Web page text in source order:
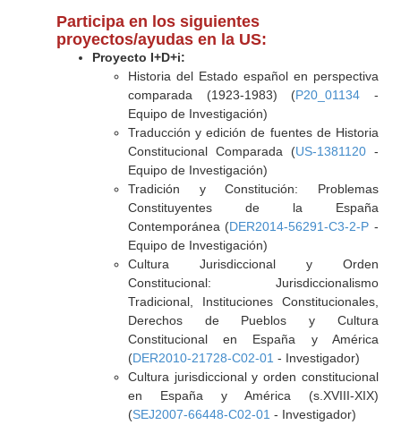
Participa en los siguientes
proyectos/ayudas en la US:
Proyecto I+D+i:
Historia del Estado español en perspectiva
comparada (1923-1983) (P20_01134 -
Equipo de Investigación)
Traducción y edición de fuentes de Historia
Constitucional Comparada (US-1381120-
Equipo de Investigación)
Tradición y Constitución: Problemas
Constituyentes de la España
Contemporánea (DER2014-56291-C3-2-P -
Equipo de Investigación)
Cultura Jurisdiccional y Orden
Constitucional: Jurisdiccionalismo
Tradicional, Instituciones Constitucionales,
Derechos de Pueblos y Cultura
Constitucional en España y América
(DER2010-21728-C02-01 - Investigador)
Cultura jurisdiccional y orden constitucional
en España y América (s.XVIII-XIX)
(SEJ2007-66448-C02-01 - Investigador)